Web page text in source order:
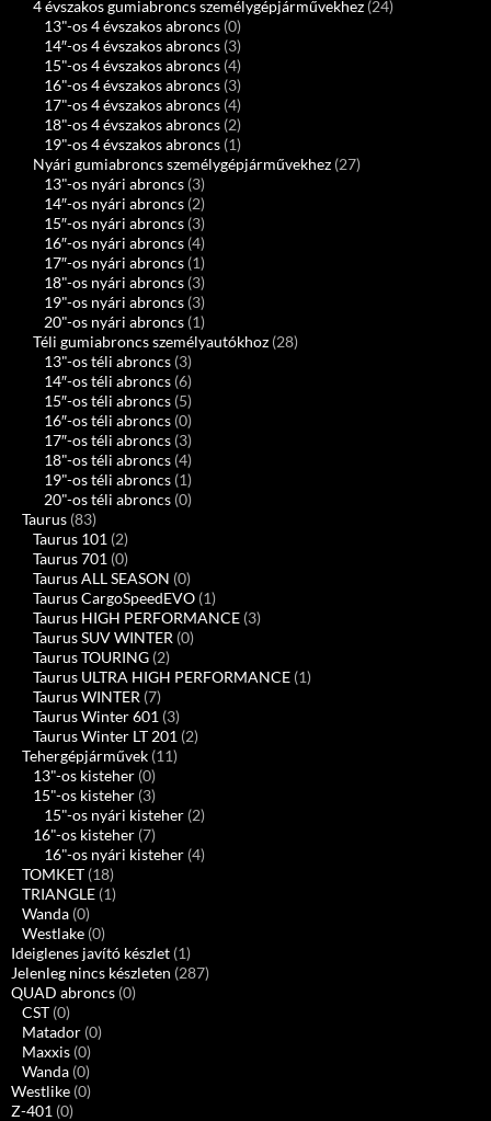
4 évszakos gumiabroncs személygépjárművekhez (24)
13"-os 4 évszakos abroncs (0)
14″-os 4 évszakos abroncs (3)
15"-os 4 évszakos abroncs (4)
16"-os 4 évszakos abroncs (3)
17"-os 4 évszakos abroncs (4)
18"-os 4 évszakos abroncs (2)
19"-os 4 évszakos abroncs (1)
Nyári gumiabroncs személygépjárművekhez (27)
13"-os nyári abroncs (3)
14″-os nyári abroncs (2)
15″-os nyári abroncs (3)
16″-os nyári abroncs (4)
17″-os nyári abroncs (1)
18"-os nyári abroncs (3)
19"-os nyári abroncs (3)
20"-os nyári abroncs (1)
Téli gumiabroncs személyautókhoz (28)
13"-os téli abroncs (3)
14″-os téli abroncs (6)
15″-os téli abroncs (5)
16″-os téli abroncs (0)
17″-os téli abroncs (3)
18"-os téli abroncs (4)
19"-os téli abroncs (1)
20"-os téli abroncs (0)
Taurus (83)
Taurus 101 (2)
Taurus 701 (0)
Taurus ALL SEASON (0)
Taurus CargoSpeedEVO (1)
Taurus HIGH PERFORMANCE (3)
Taurus SUV WINTER (0)
Taurus TOURING (2)
Taurus ULTRA HIGH PERFORMANCE (1)
Taurus WINTER (7)
Taurus Winter 601 (3)
Taurus Winter LT 201 (2)
Tehergépjárművek (11)
13"-os kisteher (0)
15"-os kisteher (3)
15"-os nyári kisteher (2)
16"-os kisteher (7)
16"-os nyári kisteher (4)
TOMKET (18)
TRIANGLE (1)
Wanda (0)
Westlake (0)
Ideiglenes javító készlet (1)
Jelenleg nincs készleten (287)
QUAD abroncs (0)
CST (0)
Matador (0)
Maxxis (0)
Wanda (0)
Westlike (0)
Z-401 (0)